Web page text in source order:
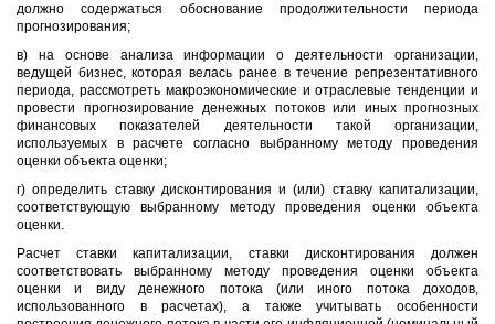
должно содержаться обоснование продолжительности периода
прогнозирования;
в) на основе анализа информации о деятельности организации,
ведущей бизнес, которая велась ранее в течение репрезентативного
периода, рассмотреть макроэкономические и отраслевые тенденции и
провести прогнозирование денежных потоков или иных прогнозных
финансовых показателей деятельности такой организации,
используемых в расчете согласно выбранному методу проведения
оценки объекта оценки;
г) определить ставку дисконтирования и (или) ставку капитализации,
соответствующую выбранному методу проведения оценки объекта
оценки.
Расчет ставки капитализации, ставки дисконтирования должен
соответствовать выбранному методу проведения оценки объекта
оценки и виду денежного потока (или иного потока доходов,
использованного в расчетах), а также учитывать особенности